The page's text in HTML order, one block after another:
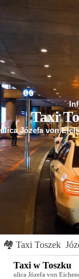
Taxi
ulica Józefa von
🏘 Taxi Toszek
Taxi w Toszku
ulica Józefa von